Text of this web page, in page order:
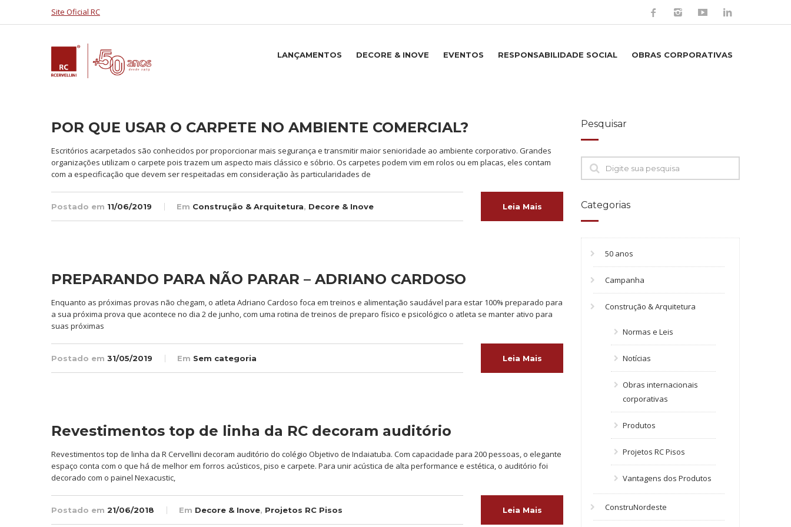
Site Oficial RC
LANÇAMENTOS DECORE & INOVE EVENTOS RESPONSABILIDADE SOCIAL OBRAS CORPORATIVAS
POR QUE USAR O CARPETE NO AMBIENTE COMERCIAL?
Escritórios acarpetados são conhecidos por proporcionar mais segurança e transmitir maior senioridade ao ambiente corporativo. Grandes
organizações utilizam o carpete pois trazem um aspecto mais clássico e sóbrio. Os carpetes podem vim em rolos ou em placas, eles contam
com a especificação que devem ser respeitadas em consideração às particularidades de
Postado em 11/06/2019 Em Construção & Arquitetura, Decore & Inove Leia Mais
PREPARANDO PARA NÃO PARAR – ADRIANO CARDOSO
Enquanto as próximas provas não chegam, o atleta Adriano Cardoso foca em treinos e alimentação saudável para estar 100% preparado para
a sua próxima prova que acontece no dia 2 de junho, com uma rotina de treinos de preparo físico e psicológico o atleta se manter ativo para
suas próximas
Postado em 31/05/2019 Em Sem categoria Leia Mais
Revestimentos top de linha da RC decoram auditório
Revestimentos top de linha da R Cervellini decoram auditório do colégio Objetivo de Indaiatuba. Com capacidade para 200 pessoas, o elegante
espaço conta com o que há de melhor em forros acústicos, piso e carpete. Para unir acústica de alta performance e estética, o auditório foi
decorado com o painel Nexacustic,
Postado em 21/06/2018 Em Decore & Inove, Projetos RC Pisos Leia Mais
Pesquisar
Categorias
50 anos
Campanha
Construção & Arquitetura
Normas e Leis
Notícias
Obras internacionais
corporativas
Produtos
Projetos RC Pisos
Vantagens dos Produtos
ConstruNordeste